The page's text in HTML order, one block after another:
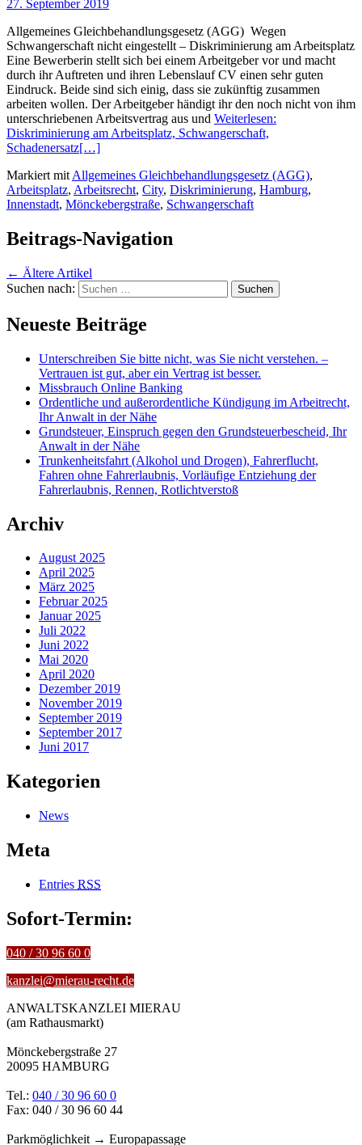
27. September 2019
Allgemeines Gleichbehandlungsgesetz (AGG) Wegen
Schwangerschaft nicht eingestellt – Diskriminierung am Arbeitsplatz
Eine Bewerberin stellt sich bei einem Arbeitgeber vor und macht
durch ihr Auftreten und ihren Lebenslauf CV einen sehr guten
Eindruck. Beide sind sich einig, dass sie zukünftig zusammen
arbeiten wollen. Der Arbeitgeber händigt ihr den noch nicht von ihm
unterschriebenen Arbeitsvertrag aus und Weiterlesen:
Diskriminierung am Arbeitsplatz, Schwangerschaft,
Schadenersatz[…]
Markiert mit Allgemeines Gleichbehandlungsgesetz (AGG),
Arbeitsplatz, Arbeitsrecht, City, Diskriminierung, Hamburg,
Innenstadt, Mönckebergstraße, Schwangerschaft
Beitrags-Navigation
← Ältere Artikel
Suchen nach:
Neueste Beiträge
Unterschreiben Sie bitte nicht, was Sie nicht verstehen. –
Vertrauen ist gut, aber ein Vertrag ist besser.
Missbrauch Online Banking
Ordentliche und außerordentliche Kündigung im Arbeitrecht,
Ihr Anwalt in der Nähe
Grundsteuer, Einspruch gegen den Grundsteuerbescheid, Ihr
Anwalt in der Nähe
Trunkenheitsfahrt (Alkohol und Drogen), Fahrerflucht,
Fahren ohne Fahrerlaubnis, Vorläufige Entziehung der
Fahrerlaubnis, Rennen, Rotlichtverstoß
Archiv
August 2025
April 2025
März 2025
Februar 2025
Januar 2025
Juli 2022
Juni 2022
Mai 2020
April 2020
Dezember 2019
November 2019
September 2019
September 2017
Juni 2017
Kategorien
News
Meta
Entries RSS
Sofort-Termin:
040 / 30 96 60 0
kanzlei@mierau-recht.de
ANWALTSKANZLEI MIERAU
(am Rathausmarkt)
Mönckebergstraße 27
20095 HAMBURG
Tel.: 040 / 30 96 60 0
Fax: 040 / 30 96 60 44
Parkmöglichkeit → Europapassage